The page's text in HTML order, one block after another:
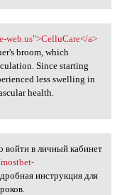
web.us">CelluCare</a>
broom, which
Since starting
less swelling in
health.
войти
войти в личный кабинет
инструкция для